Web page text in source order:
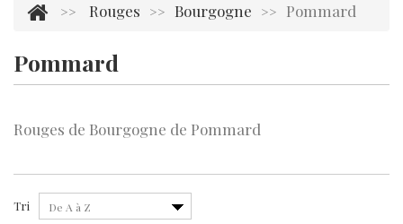
>> Rouges >> Bourgogne >> Pommard
Pommard
Rouges de Bourgogne de Pommard
Tri De A à Z